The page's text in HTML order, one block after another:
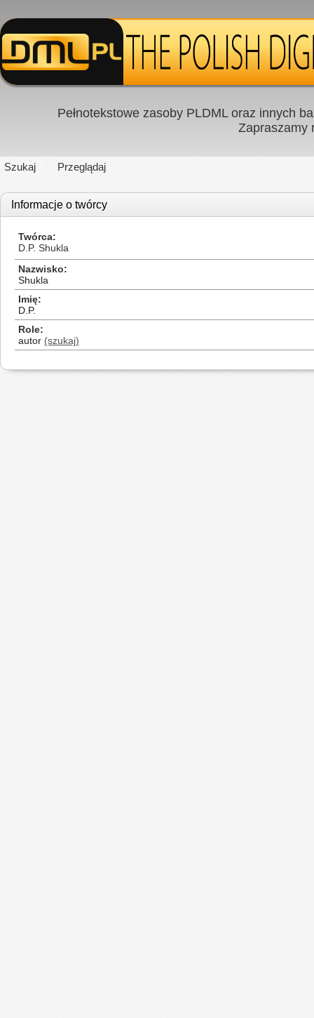
Pełnotekstowe zasoby PLDML oraz innych
Zapraszamy
Szukaj Przeglądaj
Informacje o twórcy
Twórca
D.P. Shukla
Nazwisko
Shukla
Imię
D.P.
Role
autor (szukaj)